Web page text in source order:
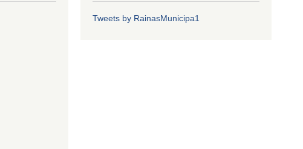
Tweets by RainasMunicipa1